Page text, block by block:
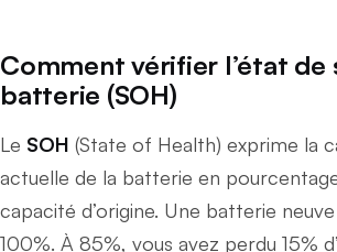
Comment vérifier l’état de
batterie (SOH)
Le SOH (State of Health) exprime la
actuelle de la batterie en
capacité d’origine. Une batterie
100%. À 85%, vous avez perdu 15%